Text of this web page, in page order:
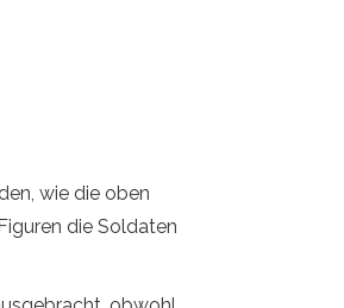
wie die oben
die Soldaten